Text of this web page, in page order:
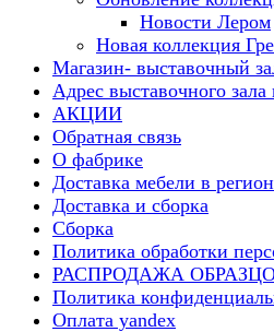
Новости Лером
Новая коллекция
Магазин- выставочный
Адрес выставочного
АКЦИИ
Обратная связь
О фабрике
Доставка мебели в
Доставка и сборка
Сборка
Политика обработки
РАСПРОДАЖА
Политика
Оплата yandex